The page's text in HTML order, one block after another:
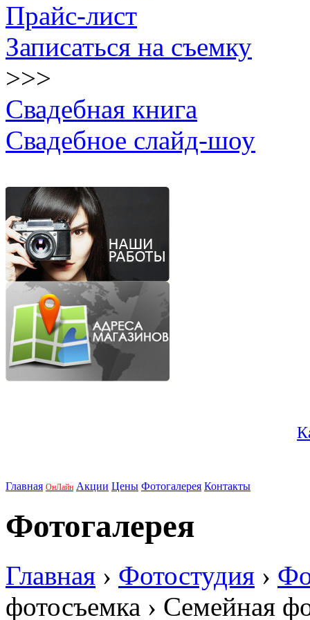
Прайс-лист
Записаться на съемку
>>>
Свадебная книга
Свадебное слайд-шоу
Главная ОнЛайн Акции Цены Фотогалерея Контакты
Фотогалерея
Главная › Фотостудия ›
фотосъемка › Семейная